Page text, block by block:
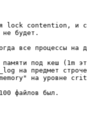
lock contention, и
не будет.
все процессы на
памяти под кеш (1m
на предмет
на уровне
файлов был.